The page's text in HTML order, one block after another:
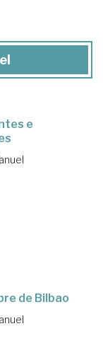
e
de Bilbao